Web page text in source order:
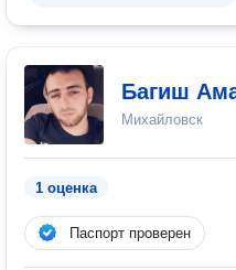
Багиш
Михайловск
1 оценка
Паспорт проверен